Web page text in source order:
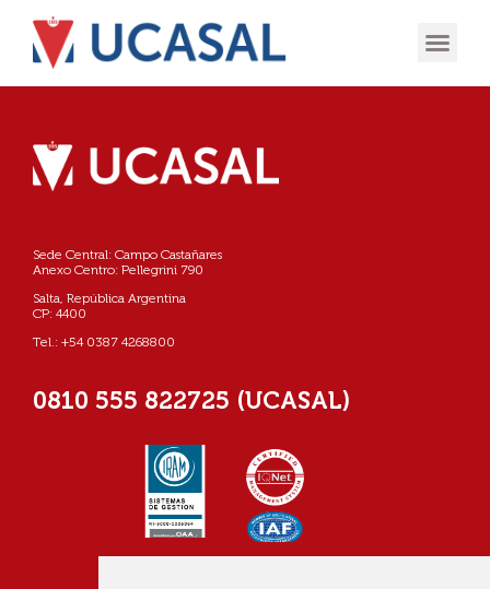
Sede Central: Campo Castañares
Anexo Centro: Pellegrini 790
Salta, República Argentina
CP: 4400
Tel.: +54 0387 4268800
0810 555 822725 (UCASAL)